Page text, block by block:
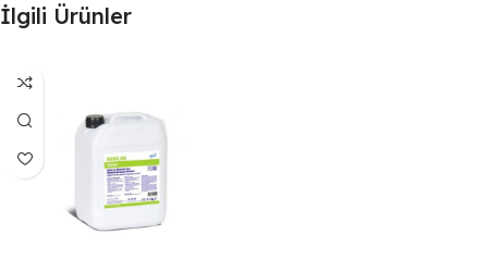
İlgili Ürünler